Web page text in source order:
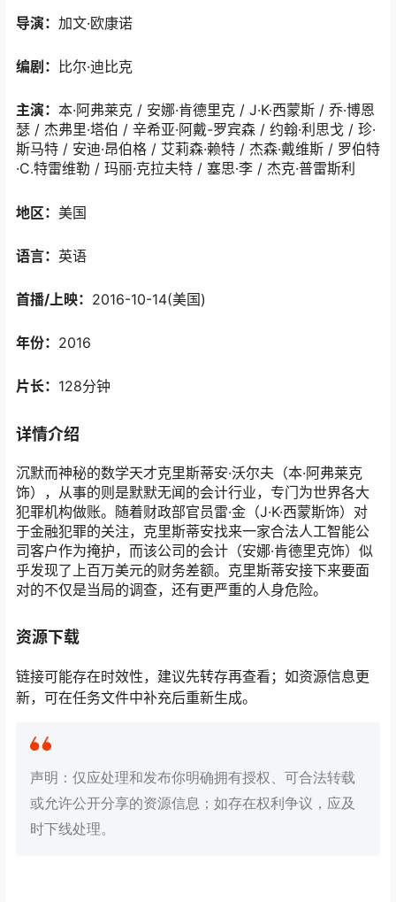
导演： 加文·欧康诺
编剧： 比尔·迪比克
主演： 本·阿弗莱克 / 安娜·肯德里克 / J·K·西蒙斯 / 乔·博恩
瑟 / 杰弗里·塔伯 / 辛希亚·阿戴-罗宾森 / 约翰·利思戈 / 珍·
斯马特 / 安迪·昂伯格 / 艾莉森·赖特 / 杰森·戴维斯 / 罗伯特
·C.特雷维勒 / 玛丽·克拉夫特 / 塞思·李 / 杰克·普雷斯利
地区： 美国
语言： 英语
首播/上映： 2016-10-14(美国)
年份： 2016
片长： 128分钟
详情介绍
沉默而神秘的数学天才克里斯蒂安·沃尔夫（本·阿弗莱克
饰），从事的则是默默无闻的会计行业，专门为世界各大
犯罪机构做账。随着财政部官员雷·金（J·K·西蒙斯饰）对
于金融犯罪的关注，克里斯蒂安找来一家合法人工智能公
司客户作为掩护，而该公司的会计（安娜·肯德里克饰）似
乎发现了上百万美元的财务差额。克里斯蒂安接下来要面
对的不仅是当局的调查，还有更严重的人身危险。
资源下载
链接可能存在时效性，建议先转存再查看；如资源信息更
新，可在任务文件中补充后重新生成。
声明：仅应处理和发布你明确拥有授权、可合法转载
或允许公开分享的资源信息；如存在权利争议，应及
时下线处理。